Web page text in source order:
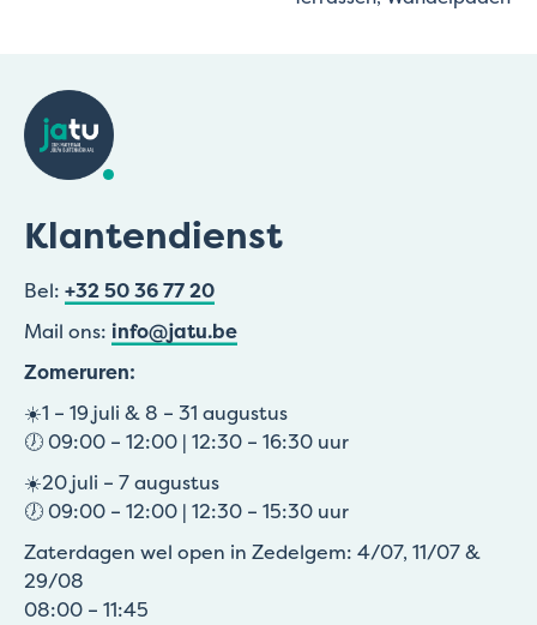
Klantendienst
Bel: +32 50 36 77 20
Mail ons: info@jatu.be
Zomeruren:
☀️1 – 19 juli & 8 – 31 augustus
🕖 09:00 – 12:00 | 12:30 – 16:30 uur
☀️20 juli – 7 augustus
🕖 09:00 – 12:00 | 12:30 – 15:30 uur
Zaterdagen wel open in Zedelgem: 4/07, 11/07 &
29/08
08:00 – 11:45